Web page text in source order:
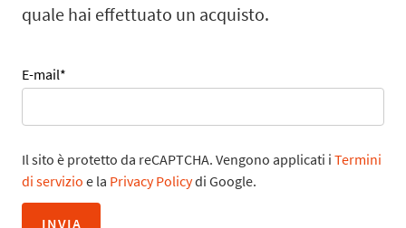
quale hai effettuato un acquisto.
E-mail*
Il sito è protetto da reCAPTCHA. Vengono applicati i Termini
di servizio e la Privacy Policydi Google.
INVIA